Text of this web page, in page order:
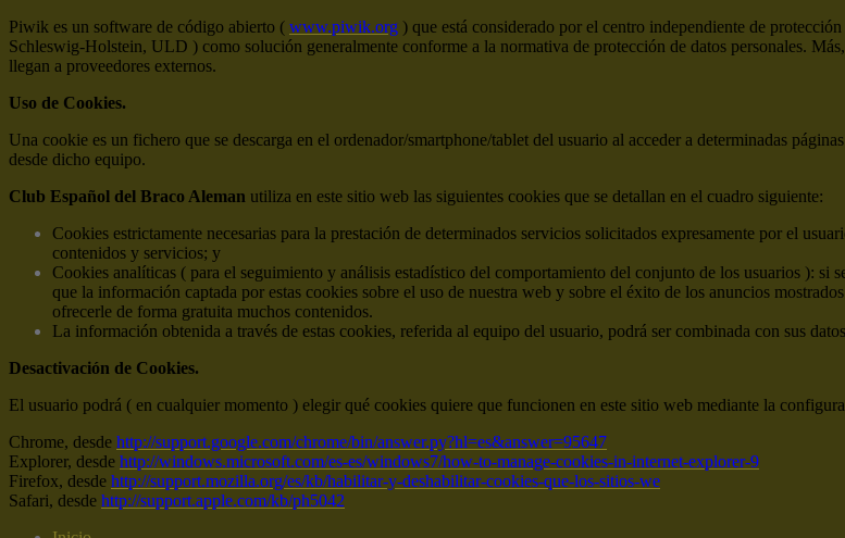
Piwik es un software de código abierto ( www.piwik.org ) que está considerado por el centro independiente de
Schleswig-Holstein, ULD ) como solución generalmente conforme a la normativa de protección de datos personales.
llegan a proveedores externos.
Uso de Cookies.
Una cookie es un fichero que se descarga en el ordenador/smartphone/tablet del usuario al acceder a determinadas
desde dicho equipo.
Club Español del Braco Aleman utiliza en este sitio web las siguientes cookies que se detallan en el cuadro siguiente:
Cookies estrictamente necesarias para la prestación de determinados servicios solicitados expresamente por el
contenidos y servicios; y
Cookies analíticas ( para el seguimiento y análisis estadístico del comportamiento del conjunto de los usuarios ):
que la información captada por estas cookies sobre el uso de nuestra web y sobre el éxito de los anuncios
ofrecerle de forma gratuita muchos contenidos.
La información obtenida a través de estas cookies, referida al equipo del usuario, podrá ser combinada con sus
Desactivación de Cookies.
El usuario podrá ( en cualquier momento ) elegir qué cookies quiere que funcionen en este sitio web mediante la
Chrome, desde http://support.google.com/chrome/bin/answer.py?hl=es&answer=95647
Explorer, desde http://windows.microsoft.com/es-es/windows7/how-to-manage-cookies-in-internet-explorer-9
Firefox, desde http://support.mozilla.org/es/kb/habilitar-y-deshabilitar-cookies-que-los-sitios-we
Safari, desde http://support.apple.com/kb/ph5042